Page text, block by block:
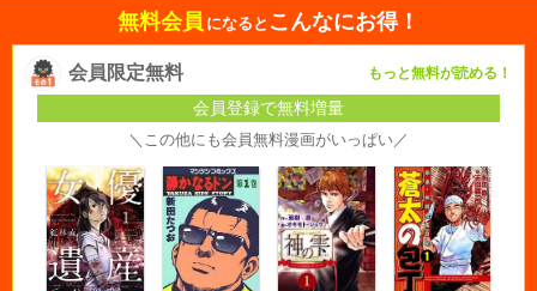
無料会員 になると こんなにお得！
会員限定無料 もっと無料が読める！
会員登録で無料増量
＼この他にも会員無料漫画がいっぱい／